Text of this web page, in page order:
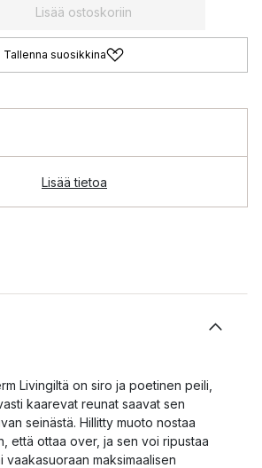
Lisää ostoskoriin
Tallenna suosikkina
Lisää tietoa
Livingiltä on siro ja poetinen peili,
kaarevat reunat saavat sen
seinästä. Hillitty muoto nostaa
että ottaa over, ja sen voi ripustaa
vaakasuoraan maksimaalisen